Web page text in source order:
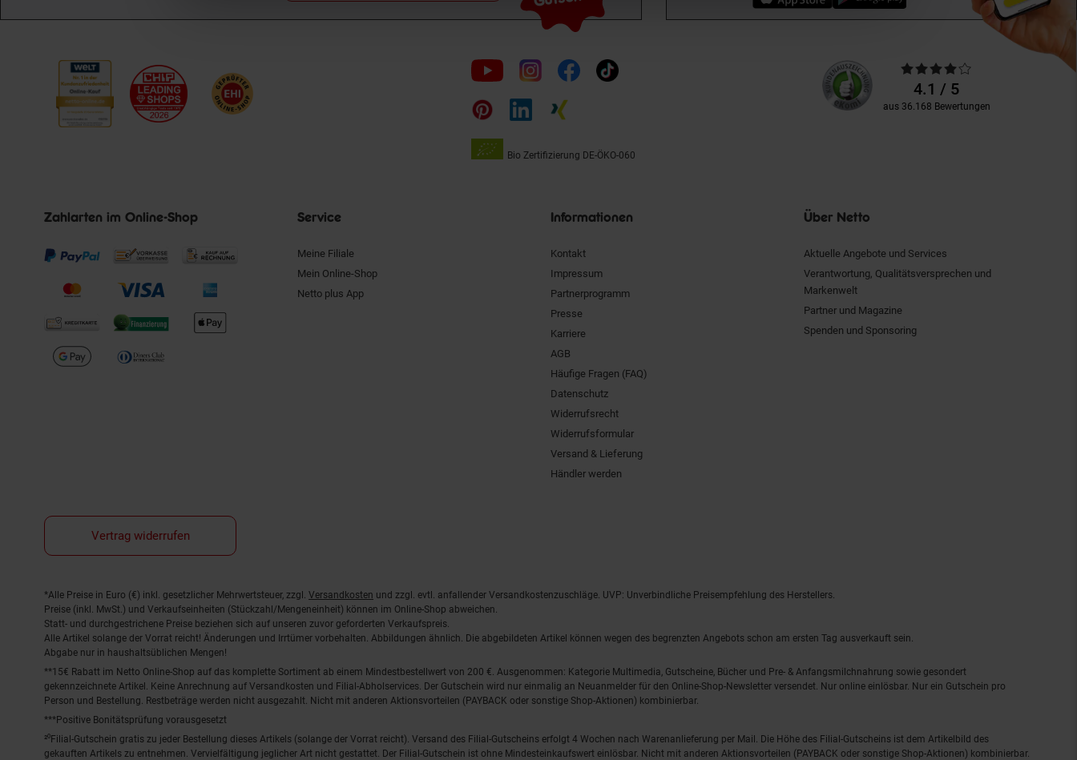
Folge
uns
auf
Bio Zertifizierung DE-ÖKO-060
Unsere
Kundenbewertungen
Durchschnittliche
Bewertungen4.1 / 5
aus 36.168 Bewertungen
Zahlarten im Online-Shop Service
Meine Filiale
Mein Online-Shop
Netto plus App
Informationen
Kontakt
Impressum
Partnerprogramm
Presse
Karriere
AGB
Häufige Fragen (FAQ)
Datenschutz
Widerrufsrecht
Widerrufsformular
Versand & Lieferung
Händler werden
Über Netto
Aktuelle Angebote und Services
Verantwortung, Qualitätsversprechen und
Markenwelt
Partner und Magazine
Spenden und Sponsoring
Vertrag widerrufen
Fußnoten
*Alle Preise in Euro (€) inkl. gesetzlicher Mehrwertsteuer, zzgl. Versandkosten und zzgl. evtl. anfallender Versandkostenzuschläge. UVP: Unverbindliche Preisempfehlung des Herstellers.
Preise (inkl. MwSt.) und Verkaufseinheiten (Stückzahl/Mengeneinheit) können im Online-Shop abweichen.
Statt- und durchgestrichene Preise beziehen sich auf unseren zuvor geforderten Verkaufspreis.
Alle Artikel solange der Vorrat reicht! Änderungen und Irrtümer vorbehalten. Abbildungen ähnlich. Die abgebildeten Artikel können wegen des begrenzten Angebots schon am ersten Tag ausverkauft sein.
Abgabe nur in haushaltsüblichen Mengen!
**15€ Rabatt im Netto Online-Shop auf das komplette Sortiment ab einem Mindestbestellwert von 200 €. Ausgenommen: Kategorie Multimedia, Gutscheine, Bücher und Pre- & Anfangsmilchnahrung sowie gesondert
gekennzeichnete Artikel. Keine Anrechnung auf Versandkosten und Filial-Abholservices. Der Gutschein wird nur einmalig an Neuanmelder für den Online-Shop-Newsletter versendet. Nur online einlösbar. Nur ein Gutschein pro
Person und Bestellung. Restbeträge werden nicht ausgezahlt. Nicht mit anderen Aktionsvorteilen (PAYBACK oder sonstige Shop-Aktionen) kombinierbar.
***Positive Bonitätsprüfung vorausgesetzt
²⁰Filial-Gutschein gratis zu jeder Bestellung dieses Artikels (solange der Vorrat reicht). Versand des Filial-Gutscheins erfolgt 4 Wochen nach Warenanlieferung per Mail. Die Höhe des Filial-Gutscheins ist dem Artikelbild des
gekauften Artikels zu entnehmen. Vervielfältigung jeglicher Art nicht gestattet. Der Filial-Gutschein ist ohne Mindesteinkaufswert einlösbar. Nicht mit anderen Aktionsvorteilen (PAYBACK oder sonstige Shop-Aktionen) kombinierbar.